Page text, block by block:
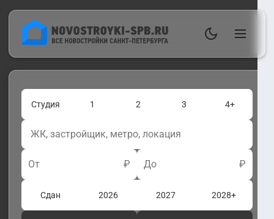
Студия 1 2 3 4+
От ₽ До ₽
Сдан 2026 2027 2028+